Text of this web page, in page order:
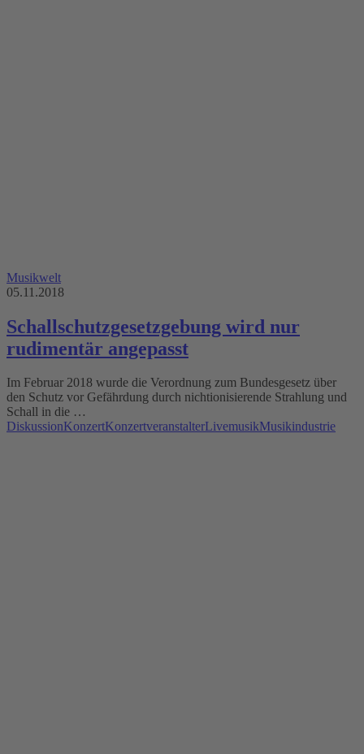
Musikwelt
05.11.2018
Schallschutzgesetzgebung wird nur
rudimentär angepasst
Im Februar 2018 wurde die Verordnung zum Bundesgesetz über
den Schutz vor Gefährdung durch nichtionisierende Strahlung und
Schall in die …
DiskussionKonzertKonzertveranstalterLivemusikMusikindustrie